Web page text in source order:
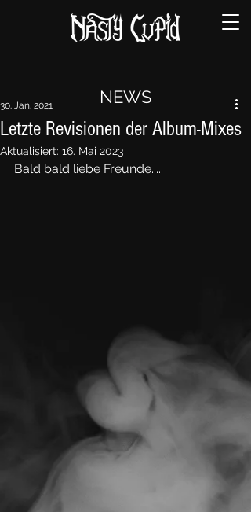
NEWS
Letzte Revisionen der Album-Mixes
30. Jan. 2021
Aktualisiert: 16. Mai 2023
Bald bald liebe Freunde....